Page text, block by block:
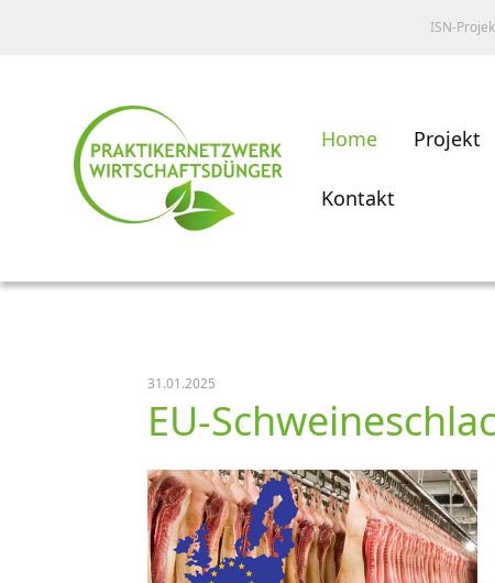
ISN-
Home Projekt
Kontakt
31.01.2025
EU-